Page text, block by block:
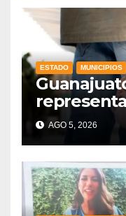
ESTADO MUNICIPIOS
para
la niñez
AGO 5, 2026